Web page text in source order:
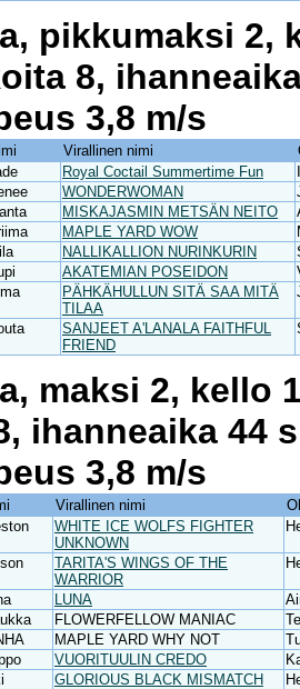
pikkumaksi 2,
8,
3,8 m/s
Virallinen nimi
Royal Coctail Summertime Fun
WONDERWOMAN
MISKAJASMIN METSÄN NEITO
MAPLE YARD WOW
NALLIKALLION NURINKURIN
AKATEMIAN POSEIDON
PÄHKÄHULLUN SITÄ SAA MITÄ
TILAA
SANJEET A'LANALA FAITHFUL
FRIEND
maksi 2, kello
ihanneaika 44
3,8 m/s
Virallinen nimi
WHITE ICE WOLFS FIGHTER
UNKNOWN
TARITA'S WINGS OF THE
WARRIOR
LUNA
FLOWERFELLOW MANIAC
MAPLE YARD WHY NOT
VUORITUULIN CREDO
GLORIOUS BLACK MISMATCH